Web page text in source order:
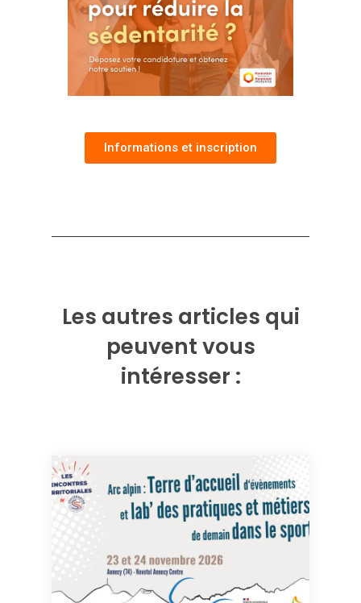
Informations et inscription
Les autres articles qui
peuvent vous
intéresser :